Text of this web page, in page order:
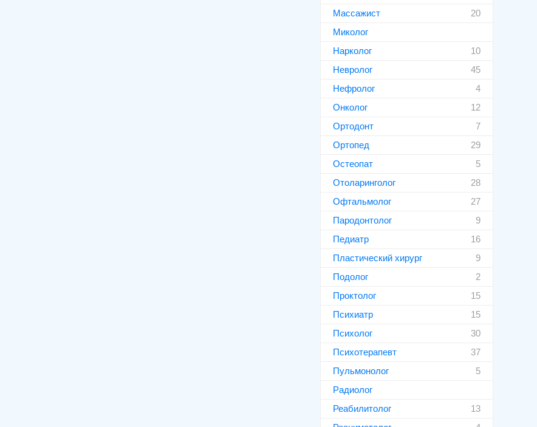
Массажист
20
Миколог
Нарколог
10
Невролог
45
Нефролог
4
Онколог
12
Ортодонт
7
Ортопед
29
Остеопат
5
Отоларинголог
28
Офтальмолог
27
Пародонтолог
9
Педиатр
16
Пластический хирург
9
Подолог
2
Проктолог
15
Психиатр
15
Психолог
30
Психотерапевт
37
Пульмонолог
5
Радиолог
Реабилитолог
13